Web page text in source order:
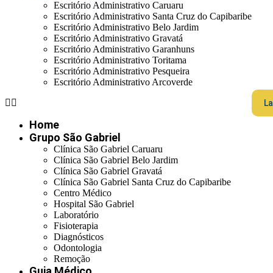
Escritório Administrativo Caruaru
Escritório Administrativo Santa Cruz do Capibaribe
Escritório Administrativo Belo Jardim
Escritório Administrativo Gravatá
Escritório Administrativo Garanhuns
Escritório Administrativo Toritama
Escritório Administrativo Pesqueira
Escritório Administrativo Arcoverde
Home
Grupo São Gabriel
Clínica São Gabriel Caruaru
Clínica São Gabriel Belo Jardim
Clínica São Gabriel Gravatá
Clínica São Gabriel Santa Cruz do Capibaribe
Centro Médico
Hospital São Gabriel
Laboratório
Fisioterapia
Diagnósticos
Odontologia
Remoção